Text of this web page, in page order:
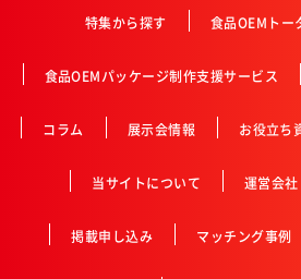
特集から探す 食品OEMトー
食品OEMパッケージ制作支援サービス
コラム 展示会情報 お役立ち
当サイトについて 運営会社
掲載申し込み マッチング事例